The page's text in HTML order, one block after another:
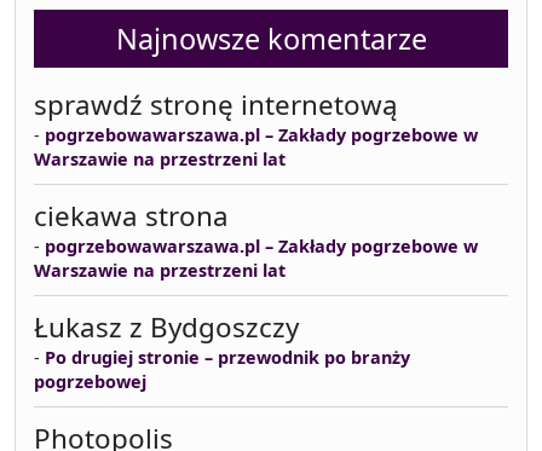
Najnowsze komentarze
sprawdź stronę internetową
- pogrzebowawarszawa.pl – Zakłady pogrzebowe w
Warszawie na przestrzeni lat
ciekawa strona
- pogrzebowawarszawa.pl – Zakłady pogrzebowe w
Warszawie na przestrzeni lat
Łukasz z Bydgoszczy
- Po drugiej stronie – przewodnik po branży
pogrzebowej
Photopolis